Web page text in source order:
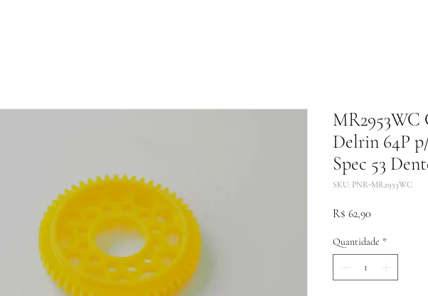
MR2953WC
Delrin 64P
Spec 53
SKU: PNR-MR2953WC
R$ 62,90
Quantidade *